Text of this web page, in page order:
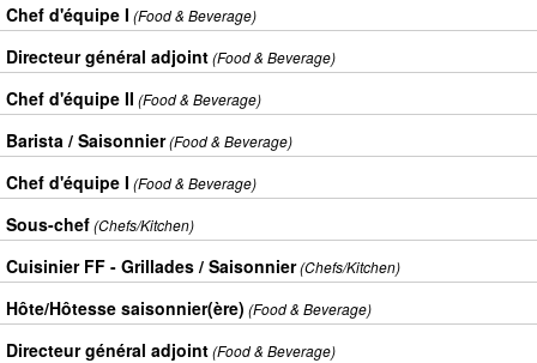
Chef d'équipe I (Food & Beverage)
Directeur général adjoint(Food & Beverage)
Chef d'équipe II (Food & Beverage)
Barista / Saisonnier(Food & Beverage)
Chef d'équipe I (Food & Beverage)
Sous-chef(Chefs/Kitchen)
Cuisinier FF - Grillades / Saisonnier(Chefs/Kitchen)
Hôte/Hôtesse saisonnier(ère) (Food & Beverage)
Directeur général adjoint(Food & Beverage)